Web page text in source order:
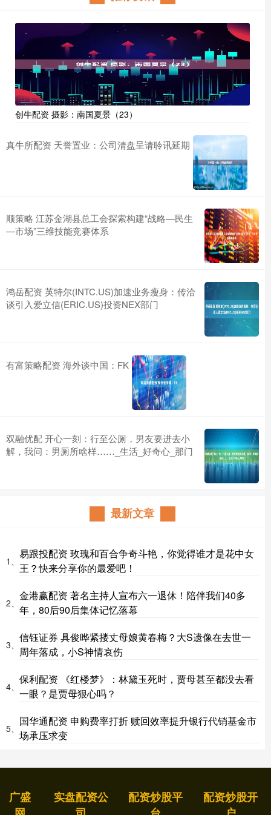
创牛配资 摄影：南国夏景（23）
真牛所配资 天誉置业：公司清盘呈请聆讯延期
顺策略 江苏金湖县总工会探索构建“战略—民生
—市场”三维技能竞赛体系
鸿岳配资 英特尔(INTC.US)加速业务瘦身：传洽
谈引入爱立信(ERIC.US)投资NEX部门
有富策略配资 海外谈中国：FK
双融优配 开心一刻：行至公厕，男友要进去小
解，我问：男厕所啥样……_生活_好奇心_那门
最新文章
1、
易跟投配资 玫瑰和百合争奇斗艳，你觉得谁才是花中女
王？快来分享你的最爱吧！
2、
金港赢配资 著名主持人宣布六一退休！陪伴我们40多
年，80后90后集体记忆落幕
3、
信钰证券 具俊晔紧搂丈母娘黄春梅？大S遗像在去世一
周年落成，小S神情哀伤
4、
保利配资 《红楼梦》：林黛玉死时，贾母甚至都没去看
一眼？是贾母狠心吗？
5、
国华通配资 申购费率打折 赎回效率提升银行代销基金市
场承压求变
广盛
实盘配资公
配资炒股平
配资炒股开